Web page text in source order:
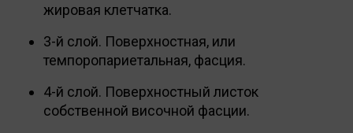
жировая клетчатка.
3-й слой. Поверхностная, или
темпоропариетальная, фасция.
4-й слой. Поверхностный листок
собственной височной фасции.